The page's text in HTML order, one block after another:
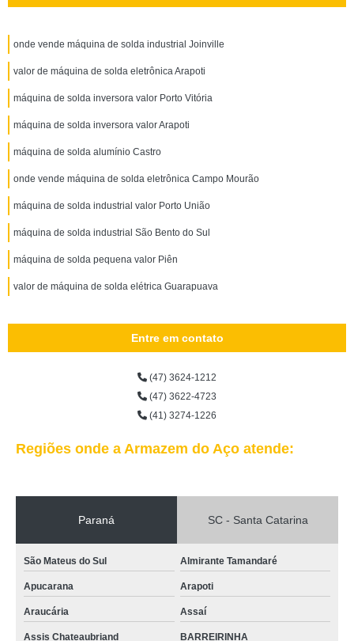
onde vende máquina de solda industrial Joinville
valor de máquina de solda eletrônica Arapoti
máquina de solda inversora valor Porto Vitória
máquina de solda inversora valor Arapoti
máquina de solda alumínio Castro
onde vende máquina de solda eletrônica Campo Mourão
máquina de solda industrial valor Porto União
máquina de solda industrial São Bento do Sul
máquina de solda pequena valor Piên
valor de máquina de solda elétrica Guarapuava
Entre em contato
(47) 3624-1212
(47) 3622-4723
(41) 3274-1226
Regiões onde a Armazem do Aço atende:
Paraná SC - Santa Catarina
São Mateus do Sul Almirante Tamandaré
Apucarana Arapoti
Araucária Assaí
Assis Chateaubriand BARREIRINHA